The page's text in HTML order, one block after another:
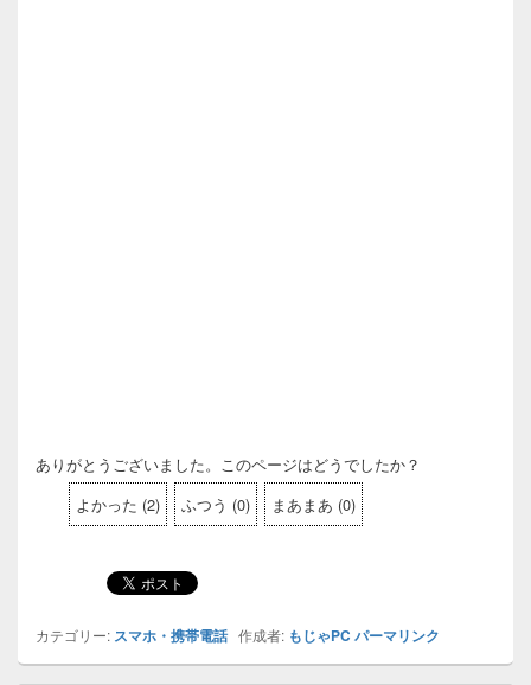
ありがとうございました。このページはどうでしたか？
よかった (2) ふつう (0) まあまあ (0)
カテゴリー: スマホ・携帯電話作成者: もじゃPC パーマリンク